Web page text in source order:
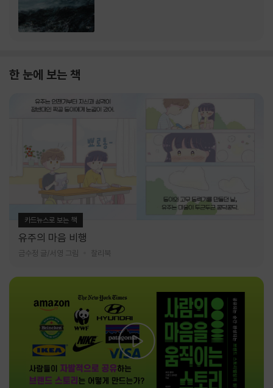
한 눈에 보는 책
카드뉴스로 보는 책
유주의 마음 비행
금수정 글/서영 그림 찰리북